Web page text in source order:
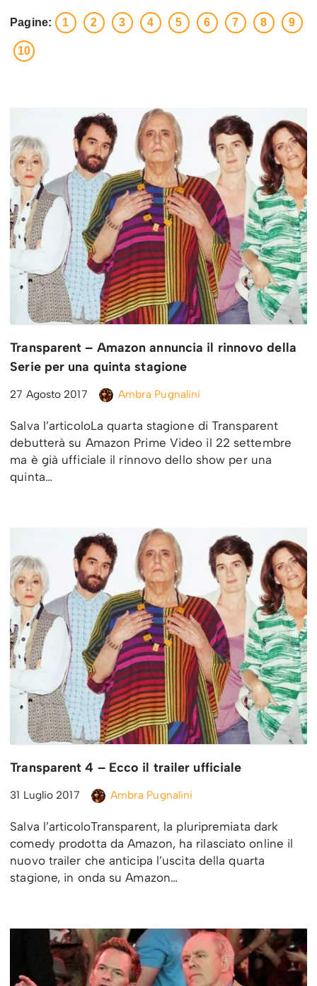
Pagine: 1 2 3 4 5 6 7 8 9
10
Transparent – Amazon annuncia il rinnovo della
Serie per una quinta stagione
27 Agosto 2017 Ambra Pugnalini
Salva l’articoloLa quarta stagione di Transparent
debutterà su Amazon Prime Video il 22 settembre
ma è già ufficiale il rinnovo dello show per una
quinta…
Transparent 4 – Ecco il trailer ufficiale
31 Luglio 2017 Ambra Pugnalini
Salva l’articoloTransparent, la pluripremiata dark
comedy prodotta da Amazon, ha rilasciato online il
nuovo trailer che anticipa l’uscita della quarta
stagione, in onda su Amazon…